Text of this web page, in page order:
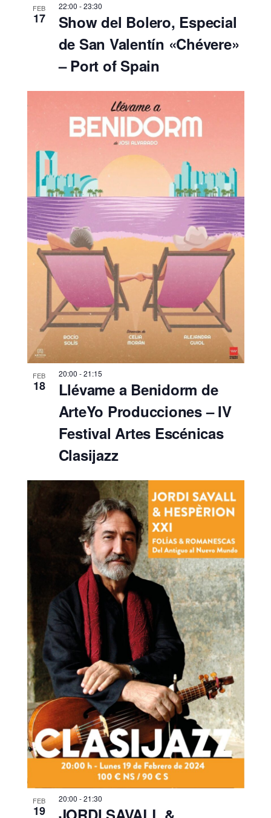
FEB
17
22:00 -23:30
Show del Bolero, Especial
de San Valentín «Chévere»
– Port of Spain
FEB
18
20:00 -21:15
Llévame a Benidorm de
ArteYo Producciones – IV
Festival Artes Escénicas
Clasijazz
FEB
19
20:00 -21:30